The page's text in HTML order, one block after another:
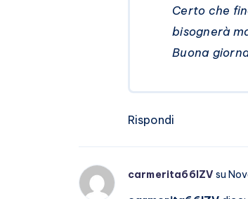
Certo che
bisognerà
Buona
Rispondi
carmerita66IZV su